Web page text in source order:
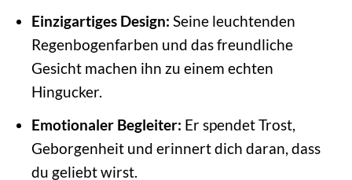
Einzigartiges Design: Seine leuchtenden
Regenbogenfarben und das freundliche
Gesicht machen ihn zu einem echten
Hingucker.
Emotionaler Begleiter: Er spendet Trost,
Geborgenheit und erinnert dich daran, dass
du geliebt wirst.